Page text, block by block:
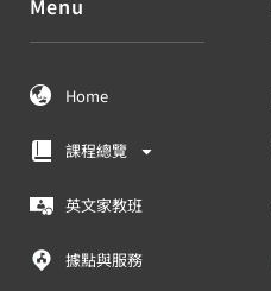
Menu
Home
課程總覽
英文家教班
據點與服務